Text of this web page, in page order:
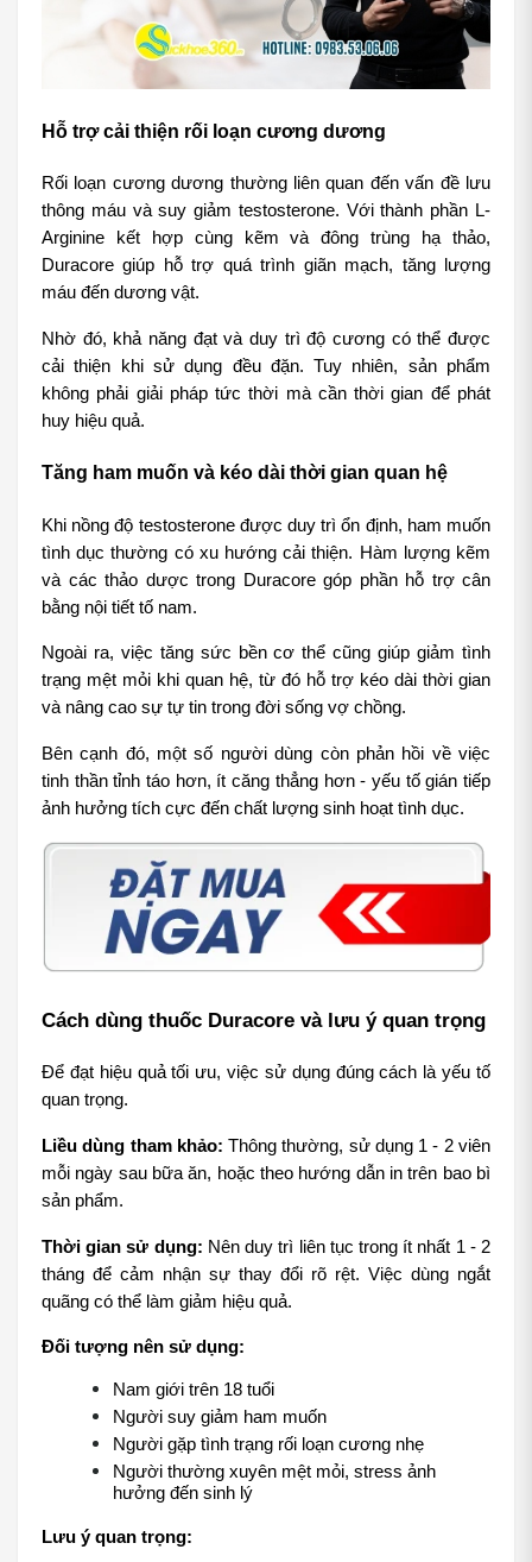
Hỗ trợ cải thiện rối loạn cương dương
Rối loạn cương dương thường liên quan đến vấn đề lưu
thông máu và suy giảm testosterone. Với thành phần L-
Arginine kết hợp cùng kẽm và đông trùng hạ thảo,
Duracore giúp hỗ trợ quá trình giãn mạch, tăng lượng
máu đến dương vật.
Nhờ đó, khả năng đạt và duy trì độ cương có thể được
cải thiện khi sử dụng đều đặn. Tuy nhiên, sản phẩm
không phải giải pháp tức thời mà cần thời gian để phát
huy hiệu quả.
Tăng ham muốn và kéo dài thời gian quan hệ
Khi nồng độ testosterone được duy trì ổn định, ham muốn
tình dục thường có xu hướng cải thiện. Hàm lượng kẽm
và các thảo dược trong Duracore góp phần hỗ trợ cân
bằng nội tiết tố nam.
Ngoài ra, việc tăng sức bền cơ thể cũng giúp giảm tình
trạng mệt mỏi khi quan hệ, từ đó hỗ trợ kéo dài thời gian
và nâng cao sự tự tin trong đời sống vợ chồng.
Bên cạnh đó, một số người dùng còn phản hồi về việc
tinh thần tỉnh táo hơn, ít căng thẳng hơn - yếu tố gián tiếp
ảnh hưởng tích cực đến chất lượng sinh hoạt tình dục.
Cách dùng thuốc Duracore và lưu ý quan trọng
Để đạt hiệu quả tối ưu, việc sử dụng đúng cách là yếu tố
quan trọng.
Liều dùng tham khảo: Thông thường, sử dụng 1 - 2 viên
mỗi ngày sau bữa ăn, hoặc theo hướng dẫn in trên bao bì
sản phẩm.
Thời gian sử dụng: Nên duy trì liên tục trong ít nhất 1 - 2
tháng để cảm nhận sự thay đổi rõ rệt. Việc dùng ngắt
quãng có thể làm giảm hiệu quả.
Đối tượng nên sử dụng:
Nam giới trên 18 tuổi
Người suy giảm ham muốn
Người gặp tình trạng rối loạn cương nhẹ
Người thường xuyên mệt mỏi, stress ảnh
hưởng đến sinh lý
Lưu ý quan trọng: